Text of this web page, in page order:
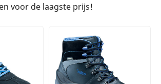
voor de laagste prijs!